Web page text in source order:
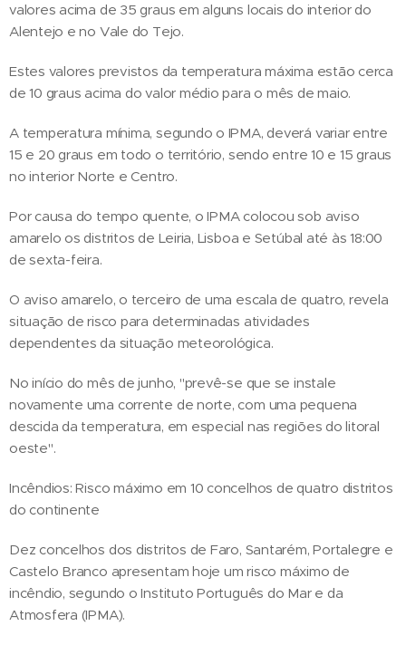
valores acima de 35 graus em alguns locais do interior do
Alentejo e no Vale do Tejo.
Estes valores previstos da temperatura máxima estão cerca
de 10 graus acima do valor médio para o mês de maio.
A temperatura mínima, segundo o IPMA, deverá variar entre
15 e 20 graus em todo o território, sendo entre 10 e 15 graus
no interior Norte e Centro.
Por causa do tempo quente, o IPMA colocou sob aviso
amarelo os distritos de Leiria, Lisboa e Setúbal até às 18:00
de sexta-feira.
O aviso amarelo, o terceiro de uma escala de quatro, revela
situação de risco para determinadas atividades
dependentes da situação meteorológica.
No início do mês de junho, "prevê-se que se instale
novamente uma corrente de norte, com uma pequena
descida da temperatura, em especial nas regiões do litoral
oeste".
Incêndios: Risco máximo em 10 concelhos de quatro distritos
do continente
Dez concelhos dos distritos de Faro, Santarém, Portalegre e
Castelo Branco apresentam hoje um risco máximo de
incêndio, segundo o Instituto Português do Mar e da
Atmosfera (IPMA).